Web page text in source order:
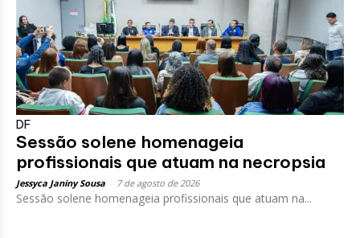
DF
Sessão solene homenageia
profissionais que atuam na necropsia
Jessyca Janiny Sousa 7 de agosto de 2026
Sessão solene homenageia profissionais que atuam na...